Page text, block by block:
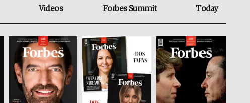
Videos Forbes Summit Today